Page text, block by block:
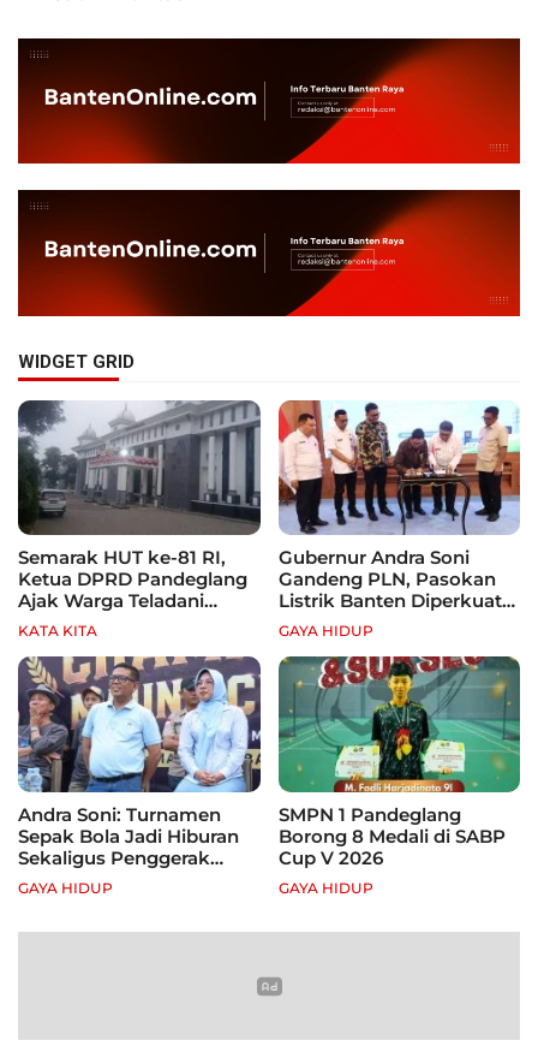
WIDGET GRID
Semarak HUT ke-81 RI,
Ketua DPRD Pandeglang
Ajak Warga Teladani
Semangat Para Pahlawan
KATA KITA
Gubernur Andra Soni
Gandeng PLN, Pasokan
Listrik Banten Diperkuat
demi Genjot Investasi
GAYA HIDUP
Andra Soni: Turnamen
Sepak Bola Jadi Hiburan
Sekaligus Penggerak
Ekonomi Rakyat
GAYA HIDUP
SMPN 1 Pandeglang
Borong 8 Medali di SABP
Cup V 2026
GAYA HIDUP